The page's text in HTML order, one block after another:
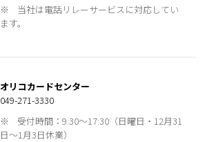
※
当社は電話リレーサービスに対応してい
ます。
オリコカードセンター
049-271-3330
※
受付時間：9:30～17:30（日曜日・12月31
日～1月3日休業）